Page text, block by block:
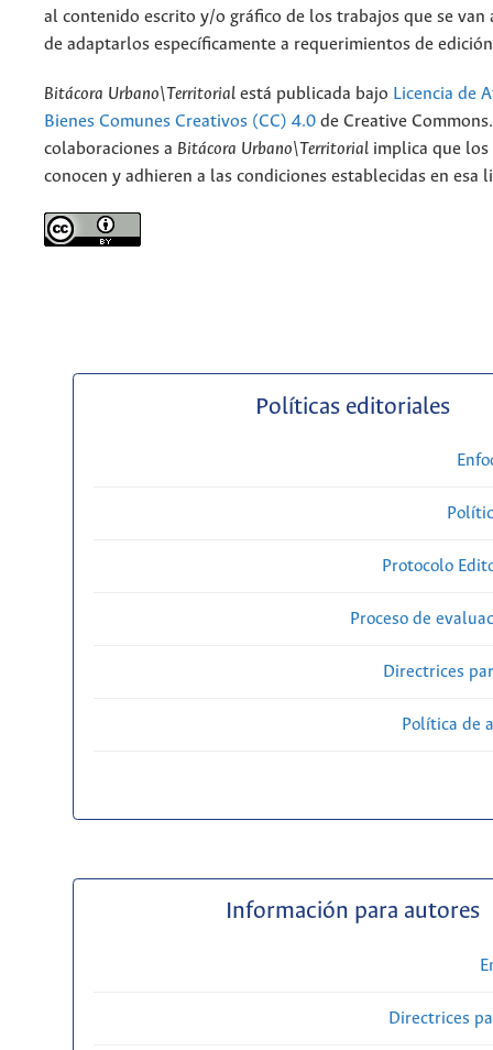
al contenido escrito y/o gráfico de los trabajos que se van
de adaptarlos específicamente a requerimientos de
Bitácora Urbano\Territorial está publicada bajo Licencia de
Bienes Comunes Creativos (CC) 4.0 de Creative
colaboraciones a Bitácora Urbano\Territorial implica que los
conocen y adhieren a las condiciones establecidas en esa
Políticas editoriales
Protocolo
Proceso de
Directrices
Política de
Información para autores
Directrices